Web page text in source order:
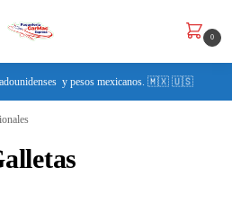
0
y pesos mexicanos. 🇲🇽 🇺🇸